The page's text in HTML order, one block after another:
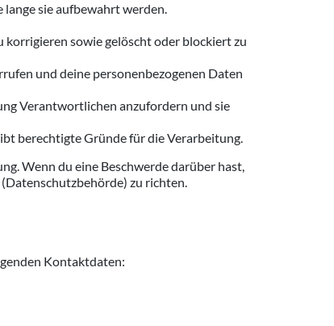
sie aufbewahrt werden.
korrigieren sowie gelöscht oder blockiert zu
und deine personenbezogenen Daten
Verantwortlichen anzufordern und sie
berechtigte Gründe für die Verarbeitung.
Wenn du eine Beschwerde darüber hast,
zu richten.
Kontaktdaten: